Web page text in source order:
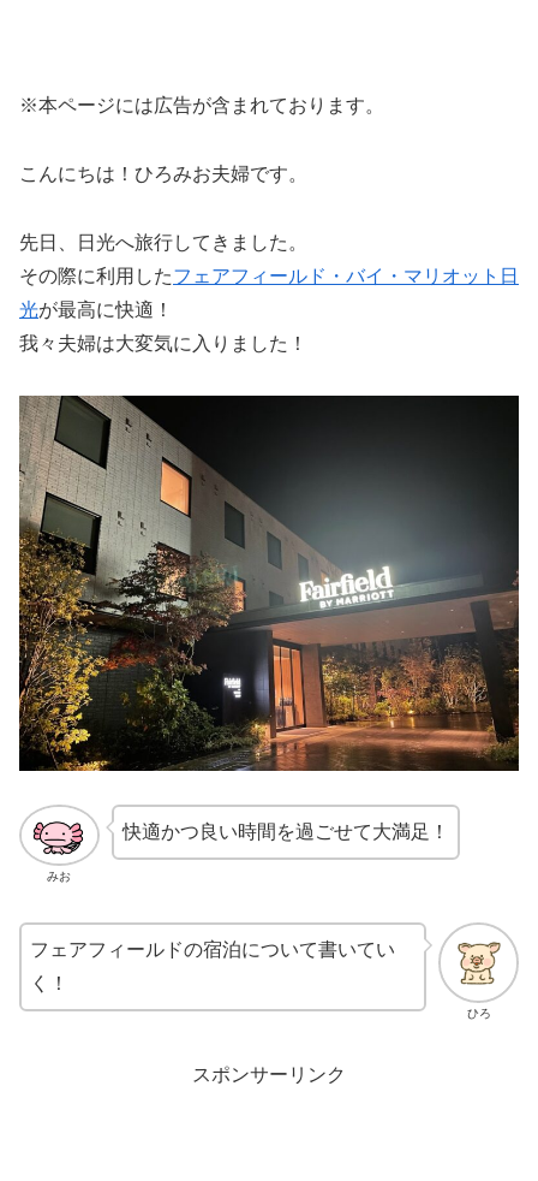
※本ページには広告が含まれております。
こんにちは！ひろみお夫婦です。
先日、日光へ旅行してきました。
その際に利用したフェアフィールド・バイ・マリオット日
光が最高に快適！
我々夫婦は大変気に入りました！
みお
快適かつ良い時間を過ごせて大満足！
ひろ
フェアフィールドの宿泊について書いてい
く！
スポンサーリンク